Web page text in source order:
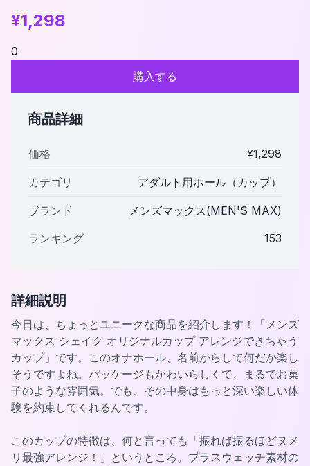
¥1,298
0
購入する
商品詳細
価格 ¥1,298
カテゴリ アダルト用ホール（カップ）
ブランド
メンズマックス(MEN'S MAX)
ランキング
153
詳細説明
今日は、ちょっとユニークな商品を紹介します！「メンズ
マックス シェイク オリジナルカップ アレンジできちゃう
カップ」です。このオナホール、名前からして何だか楽し
そうですよね。パッケージもかわいらしくて、まるでお菓
子のような雰囲気。でも、その中身はもっと深い楽しい体
験を約束してくれるんです。
このカップの特徴は、何と言っても「振れば振るほどヌメ
リ最強アレンジ！」というところ。プラスウェッチ素材の